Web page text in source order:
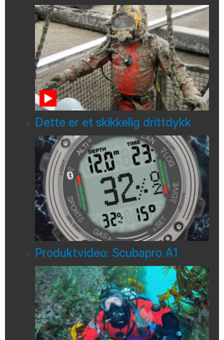
Dette er et skikkelig drittdykk
Produktvideo: Scubapro A1